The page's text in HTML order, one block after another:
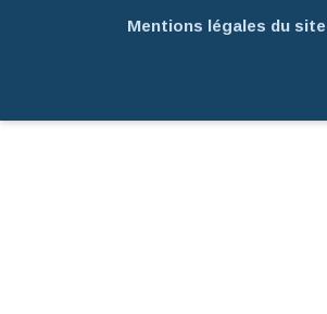
Mentions légales du site